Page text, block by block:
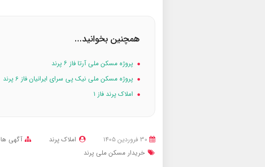
همچنین بخوانید...
پروژه مسکن ملی آرتا فاز ۶ پرند
پروژه مسکن ملی نیک پی سرای ایرانیان فاز 6 پرند
املاک پرند فاز ۱
املاک پرند
آگهی ها
خریدار مسکن ملی پرند